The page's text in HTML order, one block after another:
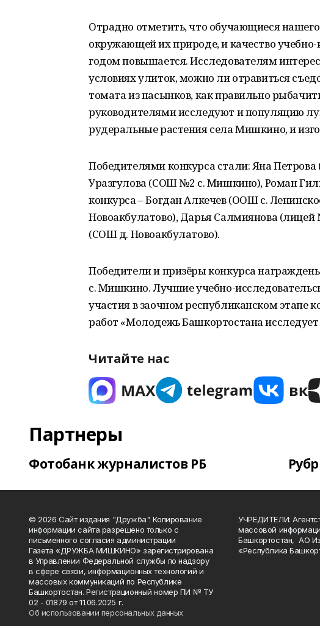
Отрадно отметить, что обучающиеся
окружающей их природе, и качество
годом повышается. Исследователям
условиях улиток, можно ли отравиться
томата из пасынков, как правильно
руководителями исследуют и популяцию
рудеральные растения села Мишкино, и
Победителями конкурса стали: Яна
Уразгулова (СОШ №2 с. Мишкино), Роман
конкурса – Богдан Алкечев (ООШ с.
Новоакбулатово), Дарья Салмиянова
(СОШ д. Новоакбулатово).
Победители и призёры конкурса
с. Мишкино. Лучшие учебно-
участия в заочном республиканском этапе
работ «Молодежь Башкортостана
Читайте нас
Партнеры
Фотобанк журналистов РБ
© 2026 Сайт издания "Дружба". Копирование
информации сайта разрешено только с
письменного согласия администрации
Газета «ДРУЖБА МИШКИНО» зарегистрирована
в Управлении Федеральной службы по надзору
в сфере связи, информационных технологий и
массовых коммуникаций по Республике
Башкортостан. Регистрационный номер ПИ № ТУ
02 - 01879 от 11.06.2025 г.
Об использовании персональных данных
УЧРЕДИТЕЛИ:
массовой
Башкортостан, АО
«Республика